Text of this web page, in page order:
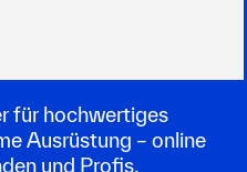
für hochwertiges
Ausrüstung – online
und Profis.